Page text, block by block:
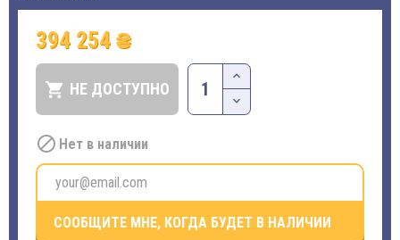
394 254 ₴
 НЕ ДОСТУПНО
 Нет в наличии
СООБЩИТЕ МНЕ, КОГДА БУДЕТ В НАЛИЧИИ